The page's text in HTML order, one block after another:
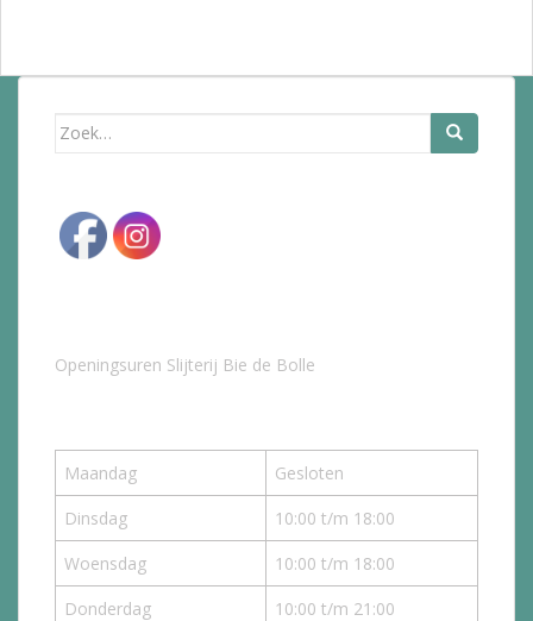
Zoek
Openingsuren Slijterij Bie de Bolle
Maandag
Gesloten
Dinsdag
10:00 t/m 18:00
Woensdag
10:00 t/m 18:00
Donderdag
10:00 t/m 21:00